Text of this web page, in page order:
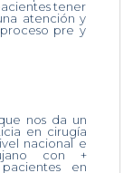
tener
atención y
pre y
nos da un
en cirugía
nacional e
con +
en